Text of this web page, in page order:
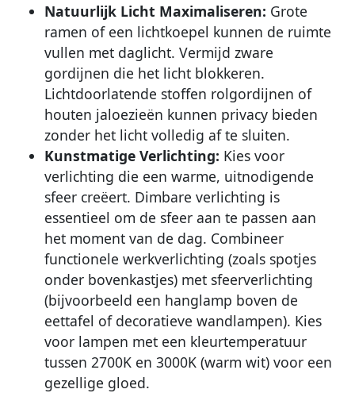
Natuurlijk Licht Maximaliseren: Grote
ramen of een lichtkoepel kunnen de ruimte
vullen met daglicht. Vermijd zware
gordijnen die het licht blokkeren.
Lichtdoorlatende stoffen rolgordijnen of
houten jaloezieën kunnen privacy bieden
zonder het licht volledig af te sluiten.
Kunstmatige Verlichting: Kies voor
verlichting die een warme, uitnodigende
sfeer creëert. Dimbare verlichting is
essentieel om de sfeer aan te passen aan
het moment van de dag. Combineer
functionele werkverlichting (zoals spotjes
onder bovenkastjes) met sfeerverlichting
(bijvoorbeeld een hanglamp boven de
eettafel of decoratieve wandlampen). Kies
voor lampen met een kleurtemperatuur
tussen 2700K en 3000K (warm wit) voor een
gezellige gloed.